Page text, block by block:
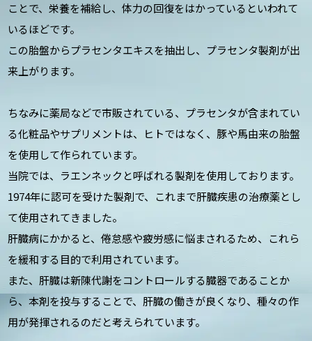
ことで、栄養を補給し、体力の回復をはかっているといわれて
いるほどです。
この胎盤からプラセンタエキスを抽出し、プラセンタ製剤が出
来上がります。
ちなみに薬局などで市販されている、プラセンタが含まれてい
る化粧品やサプリメントは、ヒトではなく、豚や馬由来の胎盤
を使用して作られています。
当院では、ラエンネックと呼ばれる製剤を使用しております。
1974年に認可を受けた製剤で、これまで肝臓疾患の治療薬とし
て使用されてきました。
肝臓病にかかると、倦怠感や疲労感に悩まされるため、これら
を緩和する目的で利用されています。
また、肝臓は新陳代謝をコントロールする臓器であることか
ら、本剤を投与することで、肝臓の働きが良くなり、種々の作
用が発揮されるのだと考えられています。